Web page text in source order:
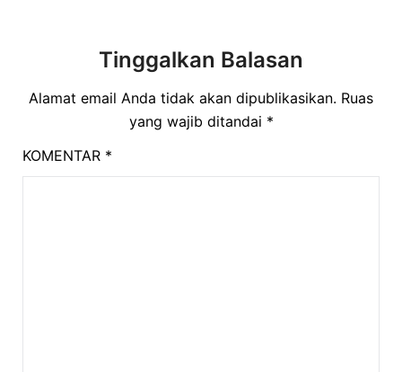
Tinggalkan Balasan
Alamat email Anda tidak akan dipublikasikan. Ruas
yang wajib ditandai *
KOMENTAR *